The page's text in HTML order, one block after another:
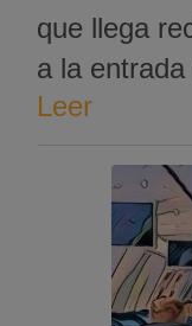
que llega
a la
del Rosario
pregunta el
que tú
Leer